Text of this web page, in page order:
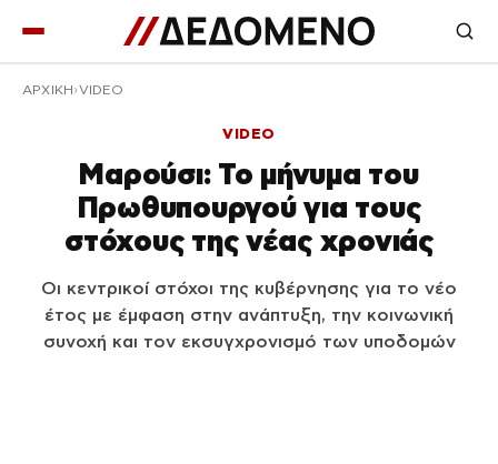
ΑΡΧΙΚΉ VIDEO
VIDEO
Μαρούσι: Το μήνυμα του
Πρωθυπουργού για τους
στόχους της νέας χρονιάς
Οι κεντρικοί στόχοι της κυβέρνησης για το νέο
έτος με έμφαση στην ανάπτυξη, την κοινωνική
συνοχή και τον εκσυγχρονισμό των υποδομών